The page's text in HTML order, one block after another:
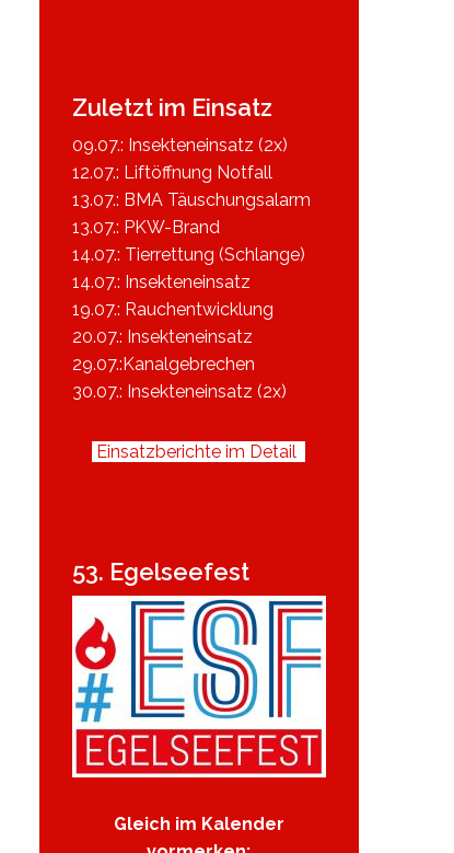
Zuletzt im Einsatz
09.07.: Insekteneinsatz (2x)
12.07.: Liftöffnung Notfall
13.07.: BMA Täuschungsalarm
13.07.: PKW-Brand
14.07.: Tierrettung (Schlange)
14.07.: Insekteneinsatz
19.07.: Rauchentwicklung
20.07.: Insekteneinsatz
29.07.:Kanalgebrechen
30.07.: Insekteneinsatz (2x)
Einsatzberichte im Detail
53. Egelseefest
Gleich im Kalender